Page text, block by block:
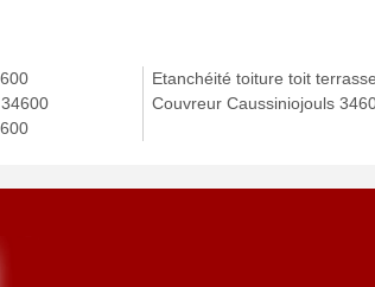
Etanchéité toiture toit
Couvreur Caussiniojouls